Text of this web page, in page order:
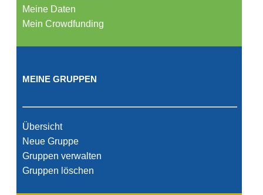
Meine Daten
Mein Crowdfunding
MEINE GRUPPEN
Übersicht
Neue Gruppe
Gruppen verwalten
Gruppen löschen